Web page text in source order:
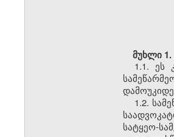
მუხლი
1.1. ეს
1.2.
სატყეო-